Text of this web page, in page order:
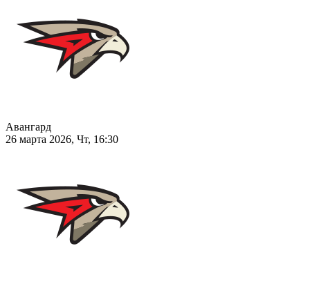
Авангард
26 марта 2026, Чт, 16:30